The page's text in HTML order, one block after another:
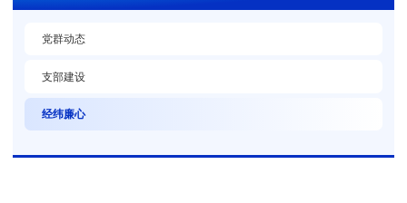
党群动态
支部建设
经纬廉心